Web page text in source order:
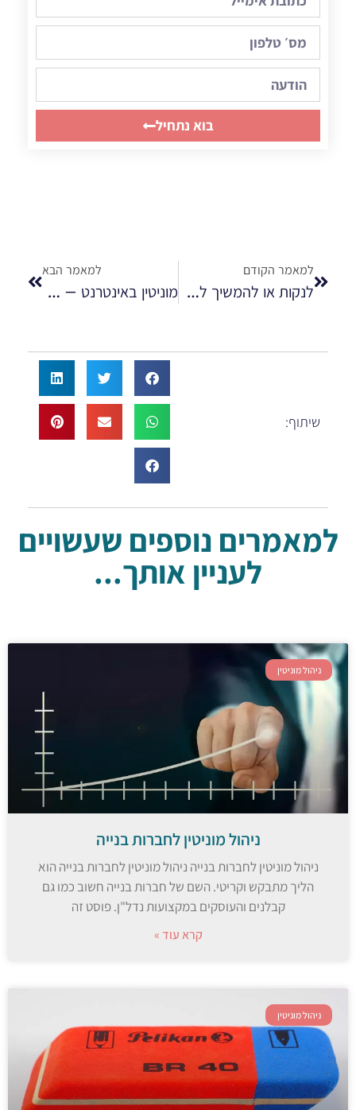
בוא נתחיל
למאמר הקודם
לנקות או להמשיך לסבול – קבל החלטה!
למאמר הבא
מוניטין באינטרנט – ניהול מוניטין באינטרנט
שיתוף:
למאמרים נוספים שעשויים
לעניין אותך...
ניהול מוניטין
ניהול מוניטין לחברות בנייה
ניהול מוניטין לחברות בנייה ניהול מוניטין לחברות בנייה הוא
הליך מתבקש וקריטי. השם של חברות בנייה חשוב כמו גם
קבלנים והעוסקים במקצועות נדל"ן. פוסט זה
קרא עוד »
ניהול מוניטין